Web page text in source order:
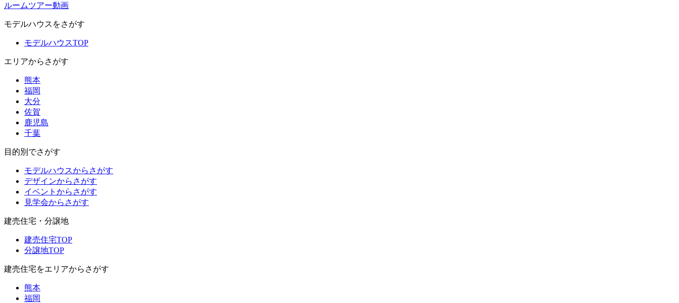
ルームツアー動画
モデルハウスをさがす
モデルハウスTOP
エリアからさがす
熊本
福岡
大分
佐賀
鹿児島
千葉
目的別でさがす
モデルハウスからさがす
デザインからさがす
イベントからさがす
見学会からさがす
建売住宅・分譲地
建売住宅TOP
分譲地TOP
建売住宅をエリアからさがす
熊本
福岡